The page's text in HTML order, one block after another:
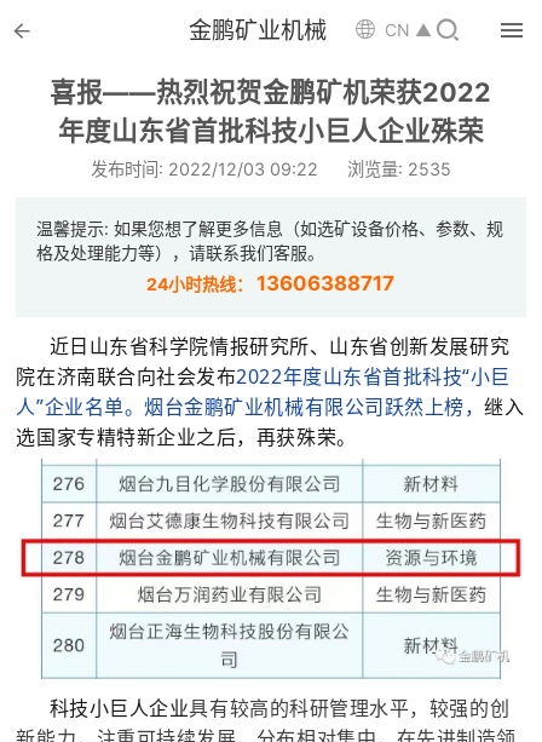
 金鹏矿业机械 CN ▲ 
喜报——热烈祝贺金鹏矿机荣获2022
年度山东省首批科技小巨人企业殊荣
发布时间: 2022/12/03 09:22 浏览量: 2535
温馨提示: 如果您想了解更多信息（如选矿设备价格、参数、规
格及处理能力等），请联系我们客服。
24小时热线：13606388717
近日山东省科学院情报研究所、山东省创新发展研究
院在济南联合向社会发布2022年度山东省首批科技“小巨
人”企业名单。烟台金鹏矿业机械有限公司跃然上榜，继入
选国家专精特新企业之后，再获殊荣。
科技小巨人企业具有较高的科研管理水平，较强的创
 首页
 选矿设备

 解决方案
 案例中心
 服务体系
 新闻中心
 矿山设计院
 选矿实验室
 关于金鹏
发展历程